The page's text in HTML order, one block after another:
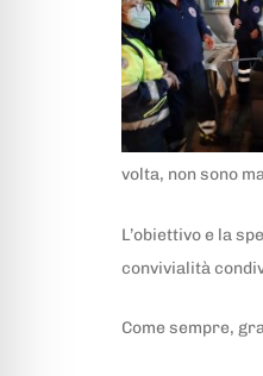
volta, non sono
L’obiettivo e la
convivialità
Come sempre,